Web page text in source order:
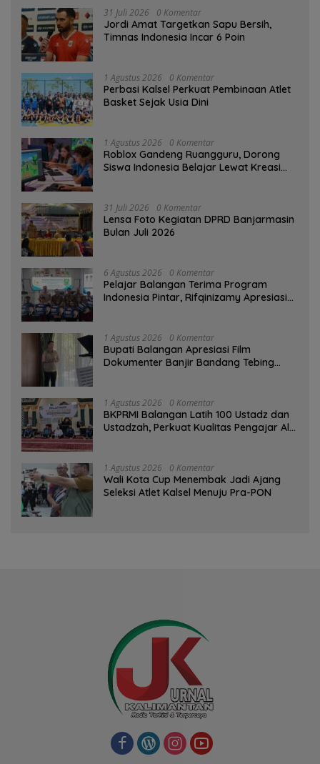
31 Juli 2026 0 Komentar
Jordi Amat Targetkan Sapu Bersih,
Timnas Indonesia Incar 6 Poin
1 Agustus 2026 0 Komentar
Perbasi Kalsel Perkuat Pembinaan Atlet
Basket Sejak Usia Dini
1 Agustus 2026 0 Komentar
Roblox Gandeng Ruangguru, Dorong
Siswa Indonesia Belajar Lewat Kreasi
31 Juli 2026 0 Komentar
Lensa Foto Kegiatan DPRD Banjarmasin
Bulan Juli 2026
6 Agustus 2026 0 Komentar
Pelajar Balangan Terima Program
Indonesia Pintar, Rifqinizamy Apresiasi
1 Agustus 2026 0 Komentar
Bupati Balangan Apresiasi Film
Dokumenter Banjir Bandang Tebing
1 Agustus 2026 0 Komentar
BKPRMI Balangan Latih 100 Ustadz dan
Ustadzah, Perkuat Kualitas Pengajar Al-
1 Agustus 2026 0 Komentar
Wali Kota Cup Menembak Jadi Ajang
Seleksi Atlet Kalsel Menuju Pra-PON